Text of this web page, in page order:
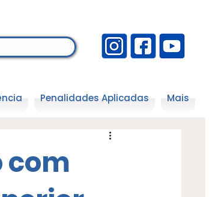
Penalidades Aplicadas Mais
com